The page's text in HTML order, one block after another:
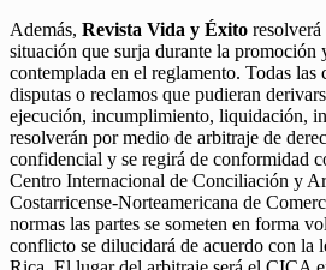
Además, Revista Vida y Éxito
situación que surja durante la promoción
contemplada en el reglamento. Todas las
disputas o reclamos que pudieran
ejecución, incumplimiento, liquidación,
resolverán por medio de arbitraje de
confidencial y se regirá de conformidad
Centro Internacional de Conciliación y
Costarricense-Norteamericana de
normas las partes se someten en forma
conflicto se dilucidará de acuerdo con la